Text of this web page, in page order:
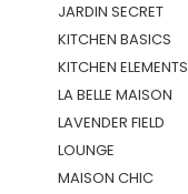
JARDIN SECRET
KITCHEN BASICS
KITCHEN ELEMENTS
LA BELLE MAISON
LAVENDER FIELD
LOUNGE
MAISON CHIC